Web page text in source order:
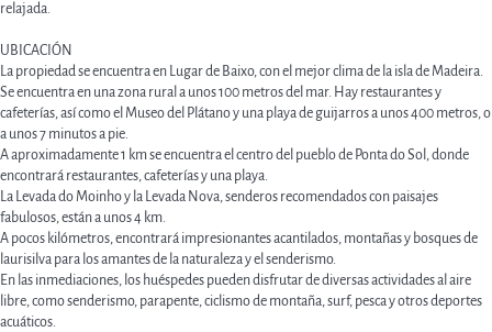
relajada.
UBICACIÓN
La propiedad se encuentra en Lugar de Baixo, con el mejor clima de la isla de Madeira.
Se encuentra en una zona rural a unos 100 metros del mar. Hay restaurantes y
cafeterías, así como el Museo del Plátano y una playa de guijarros a unos 400 metros, o
a unos 7 minutos a pie.
A aproximadamente 1 km se encuentra el centro del pueblo de Ponta do Sol, donde
encontrará restaurantes, cafeterías y una playa.
La Levada do Moinho y la Levada Nova, senderos recomendados con paisajes
fabulosos, están a unos 4 km.
A pocos kilómetros, encontrará impresionantes acantilados, montañas y bosques de
laurisilva para los amantes de la naturaleza y el senderismo.
En las inmediaciones, los huéspedes pueden disfrutar de diversas actividades al aire
libre, como senderismo, parapente, ciclismo de montaña, surf, pesca y otros deportes
acuáticos.